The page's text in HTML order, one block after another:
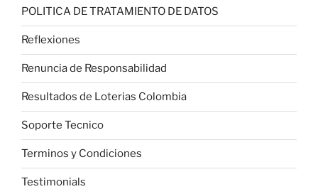
POLITICA DE TRATAMIENTO DE DATOS
Reflexiones
Renuncia de Responsabilidad
Resultados de Loterias Colombia
Soporte Tecnico
Terminos y Condiciones
Testimonials